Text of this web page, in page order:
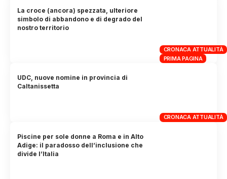
CRONACA ATTUALITÀ
PRIMA PAGINA
La croce (ancora) spezzata, ulteriore
simbolo di abbandono e di degrado del
nostro territorio
CRONACA ATTUALITÀ
UDC, nuove nomine in provincia di
Caltanissetta
Piscine per sole donne a Roma e in Alto
Adige: il paradosso dell’inclusione che
divide l’Italia